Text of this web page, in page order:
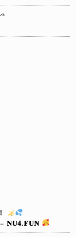
– 𝐍𝐔𝟒.𝐅𝐔𝐍